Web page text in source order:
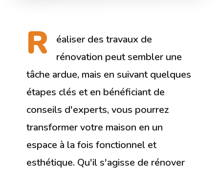
R
éaliser des travaux de
rénovation peut sembler une
tâche ardue, mais en suivant quelques
étapes clés et en bénéficiant de
conseils d'experts, vous pourrez
transformer votre maison en un
espace à la fois fonctionnel et
esthétique. Qu'il s'agisse de rénover